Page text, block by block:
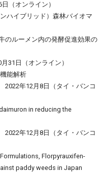
（オンライン）
ハイブリッド）森林バイオマ
のルーメン内の発酵促進効果の
31日（オンライン）
能解析
年12月8日（タイ・バンコ
in reducing the
年12月8日（タイ・バンコ
Florpyrauxifen-
paddy weeds in Japan